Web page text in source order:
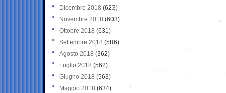
Dicembre 2018 (623)
Novembre 2018 (603)
Ottobre 2018 (631)
Settembre 2018 (586)
Agosto 2018 (362)
Luglio 2018 (562)
Giugno 2018 (563)
Maggio 2018 (634)